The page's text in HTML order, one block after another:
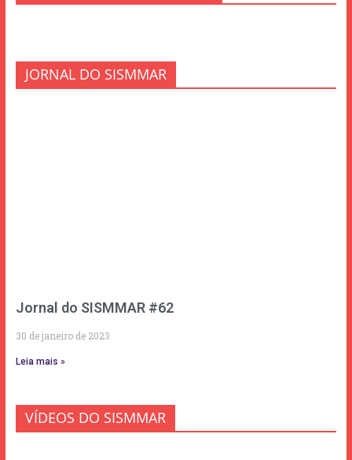
JORNAL DO SISMMAR
Jornal do SISMMAR #62
30 de janeiro de 2023
Leia mais »
VÍDEOS DO SISMMAR